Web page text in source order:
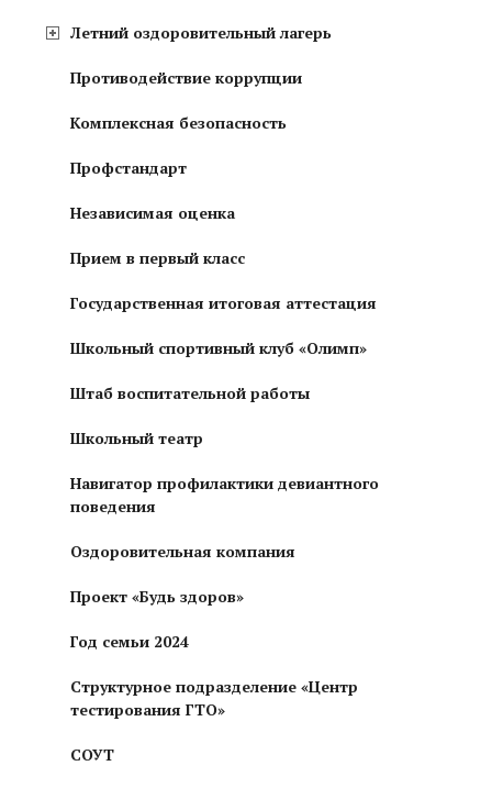
Летний оздоровительный лагерь
Противодействие коррупции
Комплексная безопасность
Профстандарт
Независимая оценка
Прием в первый класс
Государственная итоговая аттестация
Школьный спортивный клуб «Олимп»
Штаб воспитательной работы
Школьный театр
Навигатор профилактики девиантного
поведения
Оздоровительная компания
Проект «Будь здоров»
Год семьи 2024
Структурное подразделение «Центр
тестирования ГТО»
СОУТ